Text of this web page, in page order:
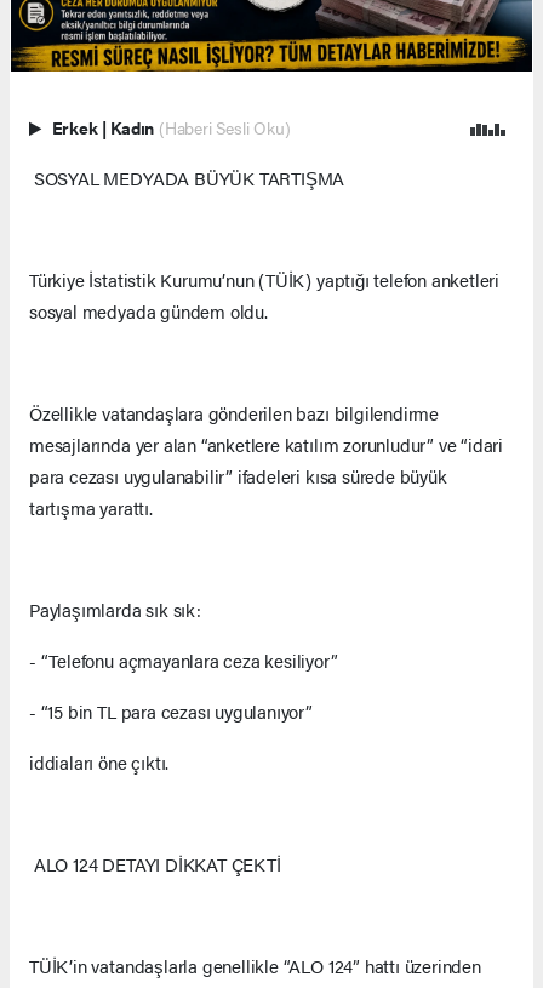
Erkek | Kadın (Haberi Sesli Oku)
SOSYAL MEDYADA BÜYÜK TARTIŞMA
Türkiye İstatistik Kurumu’nun (TÜİK) yaptığı telefon anketleri
sosyal medyada gündem oldu.
Özellikle vatandaşlara gönderilen bazı bilgilendirme
mesajlarında yer alan “anketlere katılım zorunludur” ve “idari
para cezası uygulanabilir” ifadeleri kısa sürede büyük
tartışma yarattı.
Paylaşımlarda sık sık:
- “Telefonu açmayanlara ceza kesiliyor”
- “15 bin TL para cezası uygulanıyor”
iddiaları öne çıktı.
ALO 124 DETAYI DİKKAT ÇEKTİ
TÜİK’in vatandaşlarla genellikle “ALO 124” hattı üzerinden